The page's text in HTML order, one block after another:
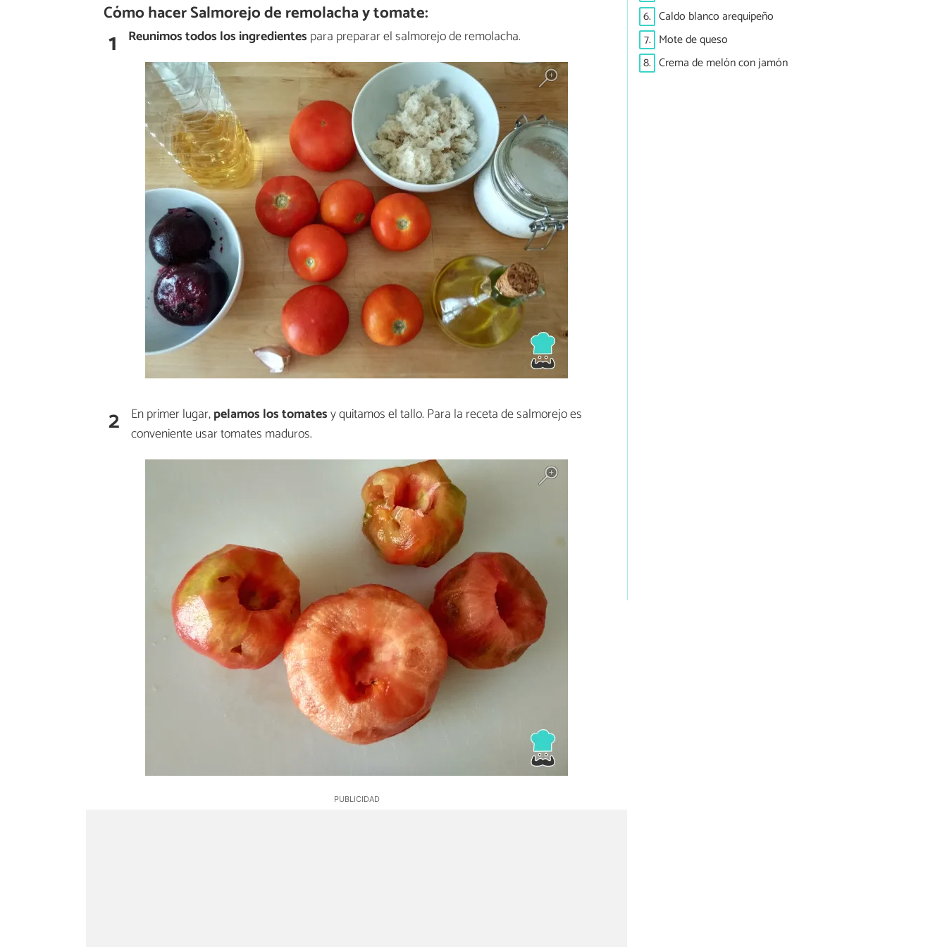
Cómo hacer Salmorejo de remolacha y tomate:
1 Reunimos todos los ingredientes para preparar el salmorejo de remolacha.
2 En primer lugar,pelamos los tomatesy quitamos el tallo. Para la receta de salmorejo es
conveniente usar tomates maduros.
6. Caldo blanco arequipeño
7. Mote de queso
8. Crema de melón con jamón